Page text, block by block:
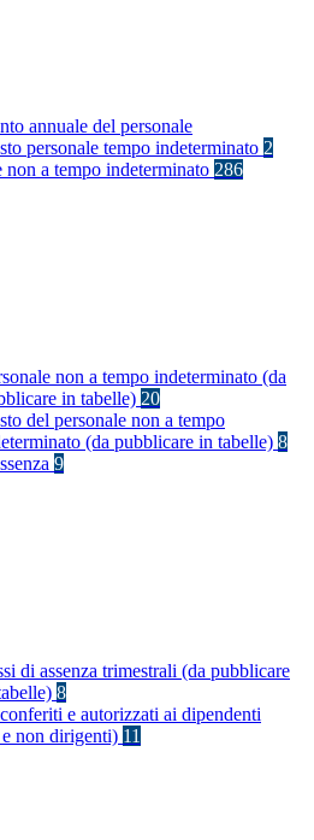
annuale del personale
personale tempo indeterminato 2
non a tempo indeterminato 286
non a tempo indeterminato (da
in tabelle) 20
del personale non a tempo
(da pubblicare in tabelle) 8
9
di assenza trimestrali (da pubblicare
8
e autorizzati ai dipendenti
non dirigenti) 11